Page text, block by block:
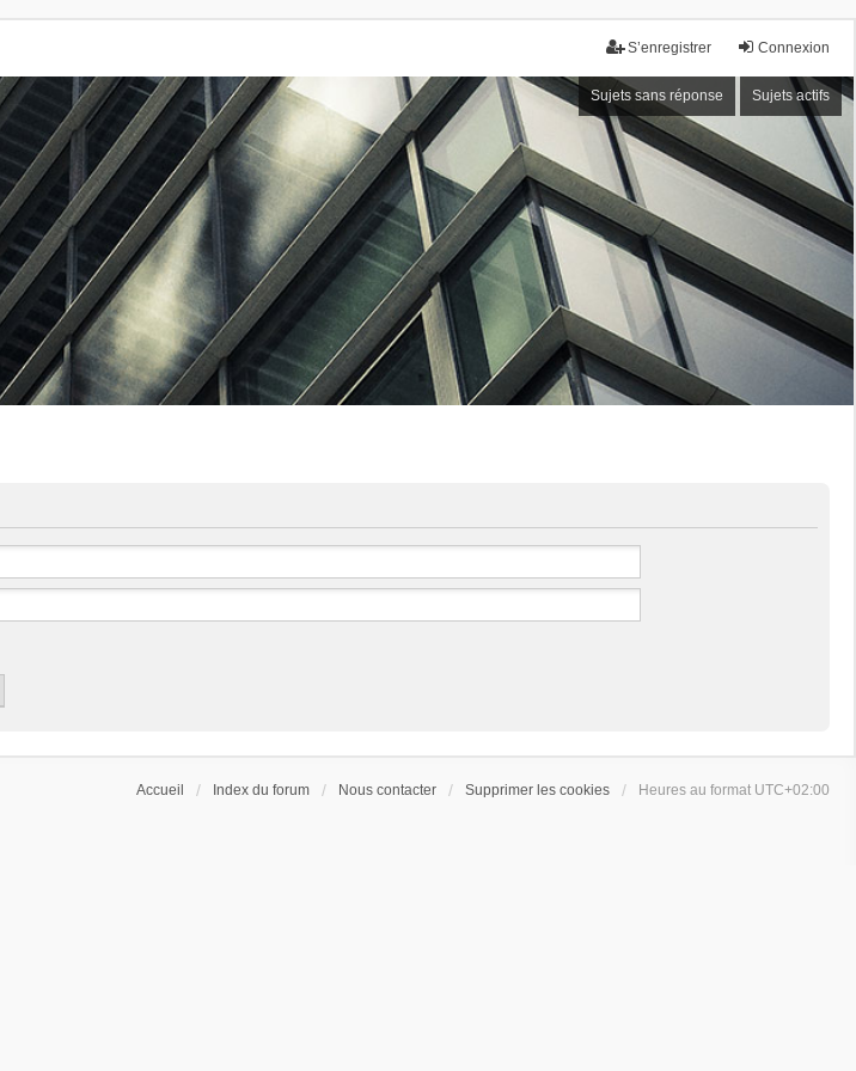
Connexion
S’enregistrer
Sujets sans réponse Sujets actifs
Accueil Index du forum Nous contacter Supprimer les cookies Heures au format UTC+02:00